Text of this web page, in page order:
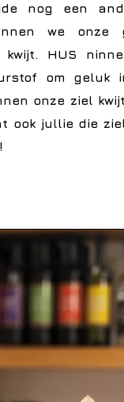
nog een
we onze
kwijt. HUS
om geluk
onze ziel
ook jullie die